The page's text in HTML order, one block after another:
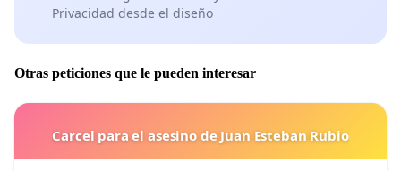
Privacidad desde el diseño
Otras peticiones que le pueden interesar
Carcel para el asesino de Juan Esteban Rubio